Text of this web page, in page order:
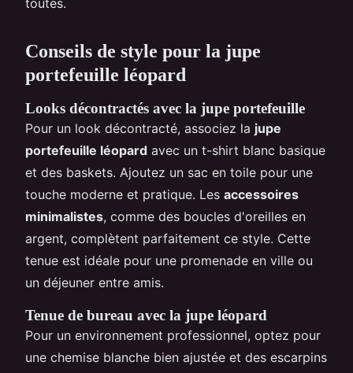
Conseils de style pour la jupe
portefeuille léopard
Looks décontractés avec la jupe portefeuille
Pour un look décontracté, associez la jupe
portefeuille léopard avec un t-shirt blanc basique
et des baskets. Ajoutez un sac en toile pour une
touche moderne et pratique. Les accessoires
minimalistes, comme des boucles d'oreilles en
argent, complètent parfaitement ce style. Cette
tenue est idéale pour une promenade en ville ou
un déjeuner entre amis.
Tenue de bureau avec la jupe léopard
Pour un environnement professionnel, optez pour
une chemise blanche bien ajustée et des escarpins